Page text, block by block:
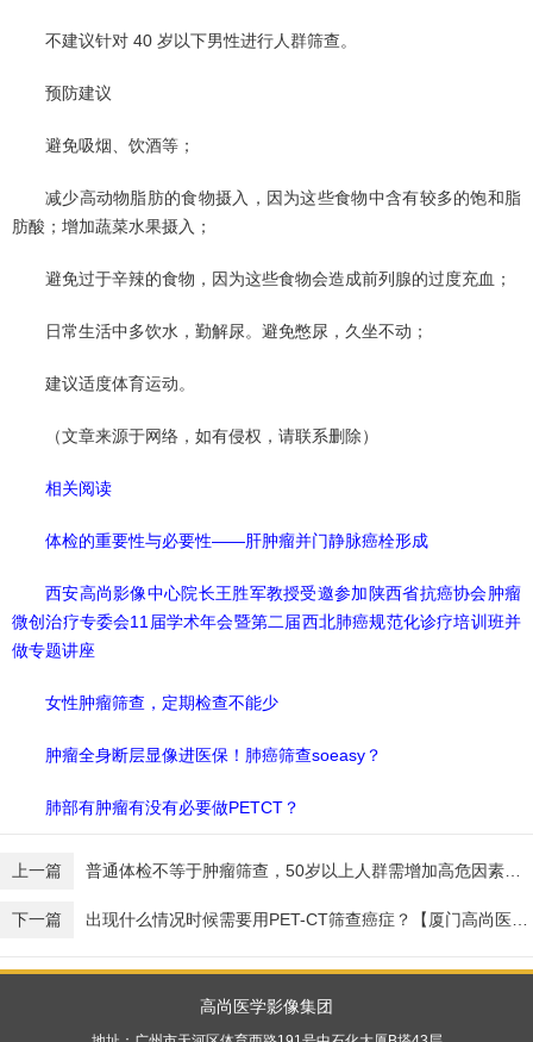
不建议针对 40 岁以下男性进行人群筛查。
预防建议
避免吸烟、饮酒等；
减少高动物脂肪的食物摄入，因为这些食物中含有较多的饱和脂
肪酸；增加蔬菜水果摄入；
避免过于辛辣的食物，因为这些食物会造成前列腺的过度充血；
日常生活中多饮水，勤解尿。避免憋尿，久坐不动；
建议适度体育运动。
（文章来源于网络，如有侵权，请联系删除）
相关阅读
体检的重要性与必要性——肝肿瘤并门静脉癌栓形成
西安高尚影像中心院长王胜军教授受邀参加陕西省抗癌协会肿瘤
微创治疗专委会11届学术年会暨第二届西北肺癌规范化诊疗培训班并
做专题讲座
女性肿瘤筛查，定期检查不能少
肿瘤全身断层显像进医保！肺癌筛查soeasy？
肺部有肿瘤有没有必要做PETCT？
上一篇 普通体检不等于肿瘤筛查，50岁以上人群需增加高危因素筛查项目
下一篇 出现什么情况时候需要用PET-CT筛查癌症？【厦门高尚医学影像】
高尚医学影像集团